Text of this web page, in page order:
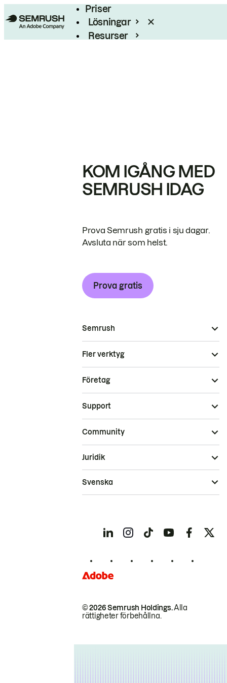
Priser
Lösningar
Resurser
KOM IGÅNG MED
SEMRUSH IDAG
Prova Semrush gratis i sju dagar.
Avsluta när som helst.
Prova gratis
Semrush
Fler verktyg
Företag
Support
Community
© 2026 Semrush Holdings.Alla
rättigheter förbehållna.
Juridik
Svenska